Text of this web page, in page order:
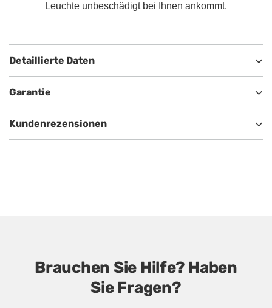
Leuchte unbeschädigt bei Ihnen ankommt.
Detaillierte Daten
Garantie
Kundenrezensionen
Brauchen Sie Hilfe? Haben
Sie Fragen?